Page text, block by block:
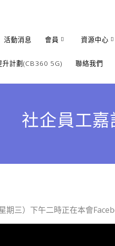
活動消息 會員 資源中心
升計劃(CB360 5G) 聯絡我們
社企員工
期三）下午二時正在本會